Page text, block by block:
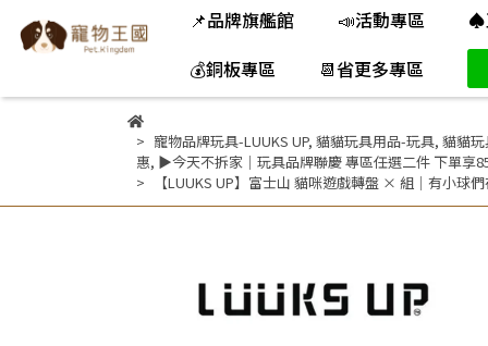
📌品牌旗艦館 📣活動專區
♠
💰銅板專區
📆省更多專區
寵物品牌玩具-LUUKS UP, 貓貓玩具用品-玩具, 貓貓
惠, ▶今天不拆家｜玩具品牌聯慶 專區任選二件 下單享
【LUUKS UP】富士山 貓咪遊戲轉盤 × 組｜有小球